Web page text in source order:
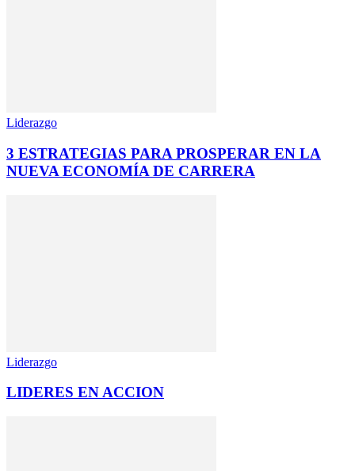
Liderazgo
3 ESTRATEGIAS PARA PROSPERAR EN LA
NUEVA ECONOMÍA DE CARRERA
Liderazgo
LIDERES EN ACCION